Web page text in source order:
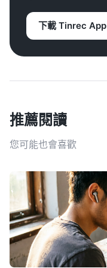
下載 Tinrec App
推薦閱讀
您可能也會喜歡